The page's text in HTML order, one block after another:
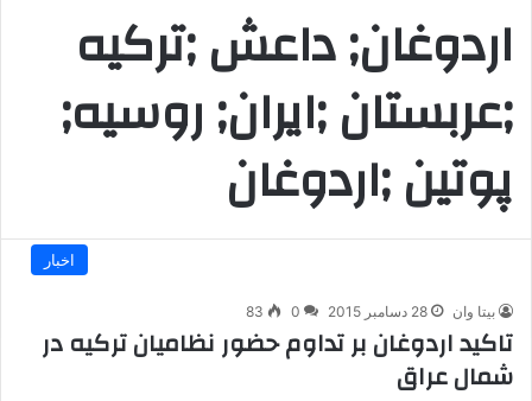
اردوغان; داعش ;ترکیه
;عربستان ;ایران; روسیه;
پوتین ;اردوغان
اخبار
بیتا وان 28 دسامبر 2015 0
83
تاکید اردوغان بر تداوم حضور نظامیان ترکیه در
شمال عراق